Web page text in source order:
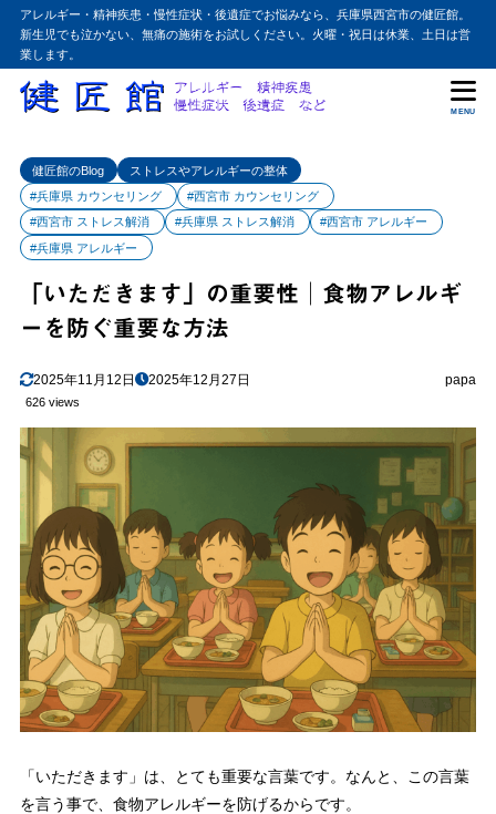
アレルギー・精神疾患・慢性症状・後遺症でお悩みなら、兵庫県西宮市の健匠館。
新生児でも泣かない、無痛の施術をお試しください。火曜・祝日は休業、土日は営
業します。
MENU
健匠館のBlog
ストレスやアレルギーの整体
#兵庫県 カウンセリング
#西宮市 カウンセリング
#西宮市 ストレス解消
#兵庫県 ストレス解消
#西宮市 アレルギー
#兵庫県 アレルギー
「いただきます」の重要性│食物アレルギ
ーを防ぐ重要な方法
2025年11月12日 2025年12月27日 papa
626 views
「いただきます」は、とても重要な言葉です。なんと、この言葉
を言う事で、食物アレルギーを防げるからです。